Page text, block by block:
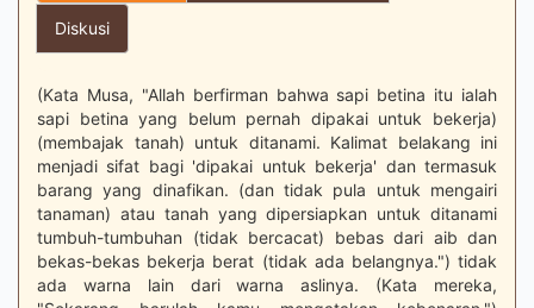
Diskusi
(Kata Musa, "Allah berfirman bahwa sapi betina itu ialah
sapi betina yang belum pernah dipakai untuk bekerja)
(membajak tanah) untuk ditanami. Kalimat belakang ini
menjadi sifat bagi 'dipakai untuk bekerja' dan termasuk
barang yang dinafikan. (dan tidak pula untuk mengairi
tanaman) atau tanah yang dipersiapkan untuk ditanami
tumbuh-tumbuhan (tidak bercacat) bebas dari aib dan
bekas-bekas bekerja berat (tidak ada belangnya.") tidak
ada warna lain dari warna aslinya. (Kata mereka,